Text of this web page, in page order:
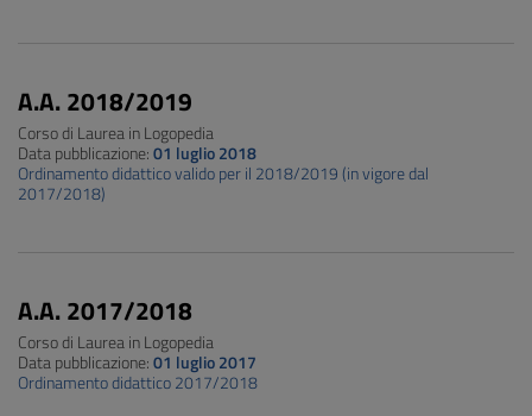
A.A. 2018/2019
Corso di Laurea in Logopedia
Data pubblicazione:01 luglio 2018
Ordinamento didattico valido per il 2018/2019 (in vigore dal
2017/2018)
A.A. 2017/2018
Corso di Laurea in Logopedia
Data pubblicazione:01 luglio 2017
Ordinamento didattico 2017/2018